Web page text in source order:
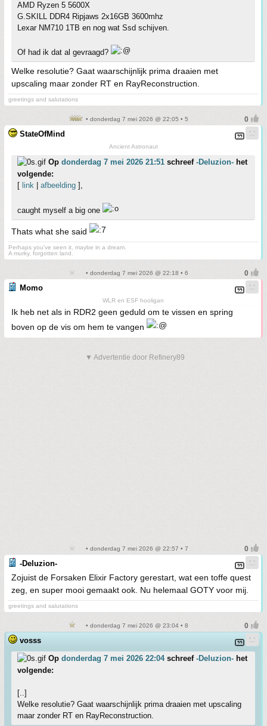
AMD Ryzen 5 5600X
G.SKILL DDR4 Ripjaws 2x16GB 3600mhz
Lexar NM710 1TB en nog wat Ssd schijven.
Of had ik dat al gevraagd?
Welke resolutie? Gaat waarschijnlijk prima draaien met
upscaling maar zonder RT en RayReconstruction.
greetings and salutations
• donderdag 7 mei 2026 @ 22:05 • 5
StateOfMind
Ancient Astronaut
Op donderdag 7 mei 2026 21:51 schreef -Deluzion- het
volgende:
[ link afbeelding ],
caught myself a big one
Thats what she said
Perhaps you've seen it, maybe in a dream.
A murky, forgotten land.
• donderdag 7 mei 2026 @ 22:18 • 6
Momo
WLR en ESF hooligan
Ik heb net als in RDR2 geen geduld om te vissen en spring
boven op de vis om hem te vangen
▼ Advertentie door Refinery89
• donderdag 7 mei 2026 @ 22:57 • 7
-Deluzion-
Zojuist de Forsaken Elixir Factory gerestart, wat een toffe quest
zeg, en super mooi gemaakt ook. Nu helemaal GOTY voor mij.
greetings and salutations
• donderdag 7 mei 2026 @ 23:04 • 8
vosss
Op donderdag 7 mei 2026 22:04schreef -Deluzion- het
volgende:
[..]
Welke resolutie? Gaat waarschijnlijk prima draaien met upscaling
maar zonder RT en RayReconstruction.